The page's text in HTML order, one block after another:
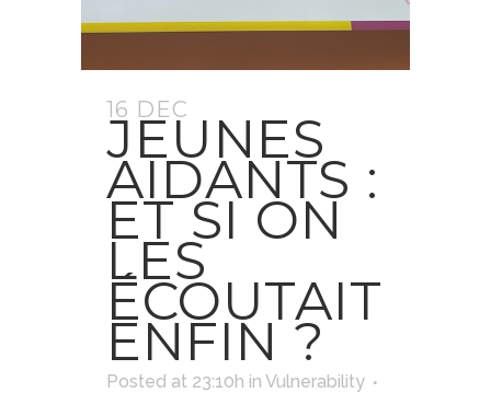
16 DEC
JEUNES
AIDANTS :
ET SI ON
LES
ÉCOUTAIT
ENFIN ?
Posted at 23:10h in Vulnerability